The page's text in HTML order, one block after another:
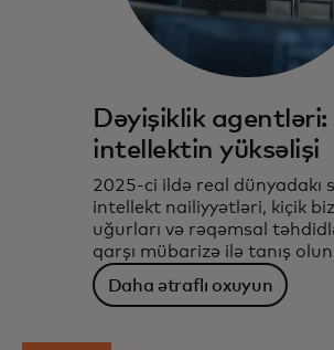
Dəyişiklik agentləri:
intellektin yüksəlişi
2025-ci ildə real dünyadakı
intellekt nailiyyətləri, kiçik
uğurları və rəqəmsal
qarşı mübarizə ilə tanış
Daha ətraflı oxuyun